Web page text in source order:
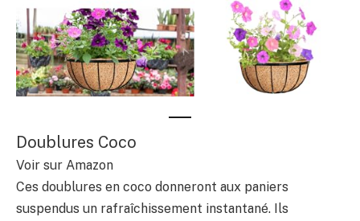
Doublures Coco
Voir sur Amazon
Ces doublures en coco donneront aux paniers
suspendus un rafraîchissement instantané. Ils